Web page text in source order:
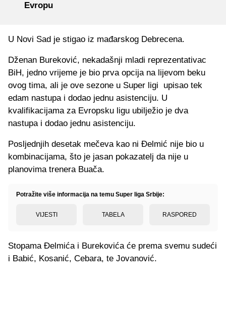
Evropu
U Novi Sad je stigao iz mađarskog Debrecena.
Dženan Bureković, nekadašnji mladi reprezentativac
BiH, jedno vrijeme je bio prva opcija na lijevom beku
ovog tima, ali je ove sezone u Super ligi upisao tek
edam nastupa i dodao jednu asistenciju. U
kvalifikacijama za Evropsku ligu ubilježio je dva
nastupa i dodao jednu asistenciju.
Posljednjih desetak mečeva kao ni Đelmić nije bio u
kombinacijama, što je jasan pokazatelj da nije u
planovima trenera Buača.
Potražite više informacija na temu Super liga Srbije:
VIJESTI TABELA RASPORED
Stopama Đelmića i Burekovića će prema svemu sudeći
i Babić, Kosanić, Cebara, te Jovanović.